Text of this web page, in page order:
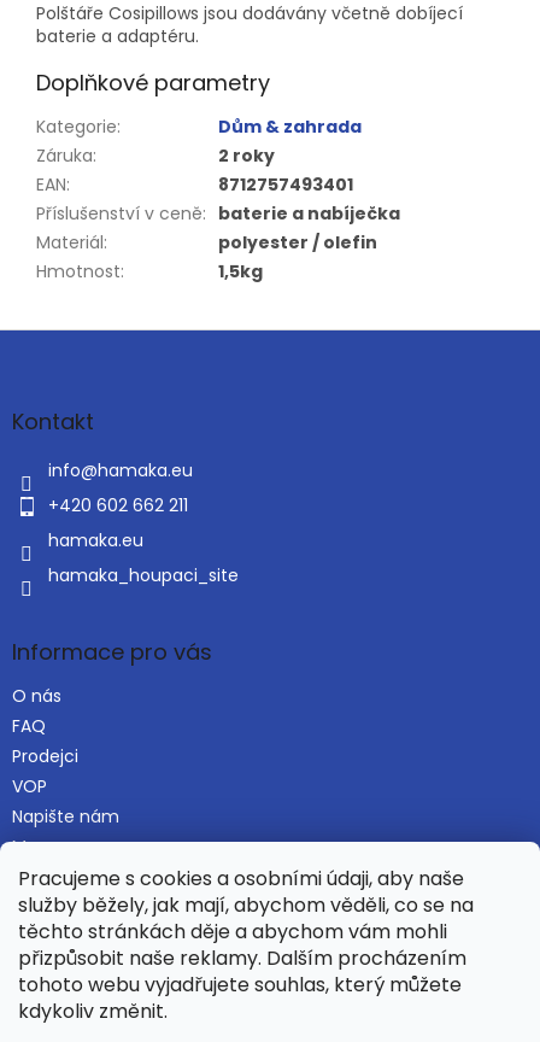
Pracujeme s cookies a osobními údaji, aby naše
služby běžely, jak mají, abychom věděli, co se na
těchto stránkách děje a abychom vám mohli
přizpůsobit naše reklamy. Dalším procházením
tohoto webu vyjadřujete souhlas, který můžete
kdykoliv změnit.
Polštáře Cosipillows jsou dodávány včetně dobíjecí
baterie a adaptéru.
Doplňkové parametry
Kategorie:
Dům & zahrada
Záruka:
2 roky
EAN:
8712757493401
Příslušenství v ceně: baterie a nabíječka
Materiál:
polyester / olefin
Hmotnost: 1,5kg
Z
aKontakt
info@hamaka.eu
+420 602 662 211
hamaka.eu
hamaka_houpaci_site
Informace pro vás
O nás
FAQ
Prodejci
VOP
Napište nám
Mapa serveru
Najdete nás i na Alza.cz